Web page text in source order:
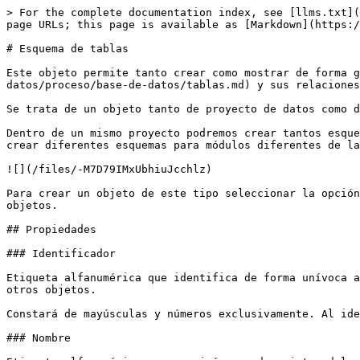
> For the complete documentation index, see [llms.txt](https://doc.velneo.com/llms.txt). Markdown versions of documentation pages are available by appending `.md` to page URLs; this page is available as [Markdown](https://doc.velneo.com/34/velneo-vdevelop/proyectos-objetos-y-editores/de-aplicacion-y-datos/esquema-de-tablas.md).

# Esquema de tablas

Este objeto permite tanto crear como mostrar de forma gráfica la estructura de [tablas](/34/velneo-vdevelop/proyectos-objetos-y-editores/de-aplicacion-y-datos/proceso/base-de-datos/tablas.md) y sus relaciones.

Se trata de un objeto tanto de proyecto de datos como de proyecto de aplicación.

Dentro de un mismo proyecto podremos crear tantos esquemas como consideremos necesario, esto nos permitirá, en aplicaciones con estructuras de datos muy complejas, el crear diferentes esquemas para módulos diferentes de las mismas.

![](/files/-M7D79IMxUbhiuJcchlz)

Para crear un objeto de este tipo seleccionar la opción **nuevo objeto/esquema de tablas** del menú **objetos** de Velneo vDevelop o a través de la galería de objetos.

## Propiedades

### Identificador

Etiqueta alfanumérica que identifica de forma unívoca al objeto dentro del proyecto. Este identificador será el que usemos para referenciarlo en otras propiedades de otros objetos.

Constará de mayúsculas y números exclusivamente. Al identificar de forma unívoca un objeto no puede haber duplicidad.

### Nombre

Etiqueta alfanumérica que servirá como descriptor del objeto. Se usará para presentar información del objeto en otros objetos y en los inspectores.

Podemos definir una etiqueta por cada idioma presente en la caja.

### Estilos

Podremos activar el estilo siguiente:

#### Privado

Si este estilo está desactivado, el esquema podrá ser utilizado por los usuarios finales de la aplicación para navegar por la información a través del navegante. Si el estilo está activado, los usuarios finales de la aplicación no podrán hacer uso del esquema.

Debemos tener en cuenta que si queremos usar un esquema como opción del navegante, tendremos que crearlo dentro del proyecto de aplicación, ya que, por cada tabla, tendremos que indicar con qué objeto de lista presentaremos la información del navegante; y los objetos visuales solamente están disponibles en los proyectos de aplicación.

### Comentarios

Esta propiedad nos permite documentar el uso del objeto.

### Icono

Permite definir el [dibujo](/34/velneo-vdevelop/proyectos-objetos-y-editores/de-aplicacion-y-datos/dibujo.md).

### Ancho

Esta propiedad nos permite establecer el ancho, en píxels, del esquema.

### Alto

Esta propiedad nos permite establecer la altura, en píxels, del esquema.

### Color de fondo

Color que presenta el fondo del esquema.

### Imagen de fondo

Objeto dibujo que se usará como fondo del esquema.

## Editor de esquemas

A través del editor de esquemas podremos tanto visualizar como crear la estructura de tablas de un [proyecto de aplicación](/34/velneo-vdevelop/proyectos-objetos-y-editores/proyecto-de-aplicacion.md).

Este editor incluye dos barras de herramientas, una para la edición de esquemas disponible en el [proyecto de datos](/34/velneo-vdevelop/buenas-practicas-de-programacion/buenas-